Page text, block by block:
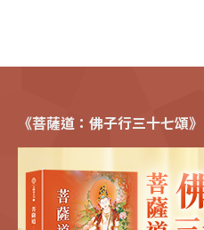
《菩薩道：佛子行三十七頌》